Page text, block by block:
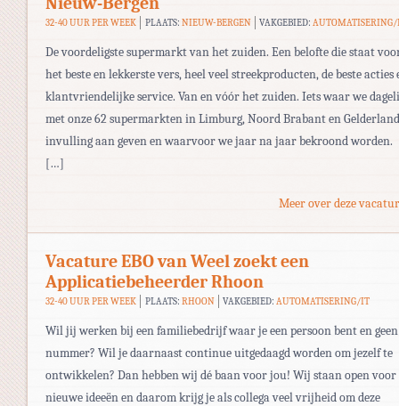
32-40 UUR PER WEEK PLAATS: NIEUW-BERGEN VAKGEBIED:
De voordeligste supermarkt van het zuiden. Een belofte die staat
het beste en lekkerste vers, heel veel streekproducten, de beste acties
klantvriendelijke service. Van en vóór het zuiden. Iets waar we
met onze 62 supermarkten in Limburg, Noord Brabant en Gelderland
invulling aan geven en waarvoor we jaar na jaar bekroond worden.
[…]
Meer over deze
Vacature EBO van Weel zoekt een
Applicatiebeheerder Rhoon
32-40 UUR PER WEEK PLAATS: RHOON VAKGEBIED:AUTOMATISERING/IT
Wil jij werken bij een familiebedrijf waar je een persoon bent en geen
nummer? Wil je daarnaast continue uitgedaagd worden om jezelf te
ontwikkelen? Dan hebben wij dé baan voor jou! Wij staan open voor
nieuwe ideeën en daarom krijg je als collega veel vrijheid om deze